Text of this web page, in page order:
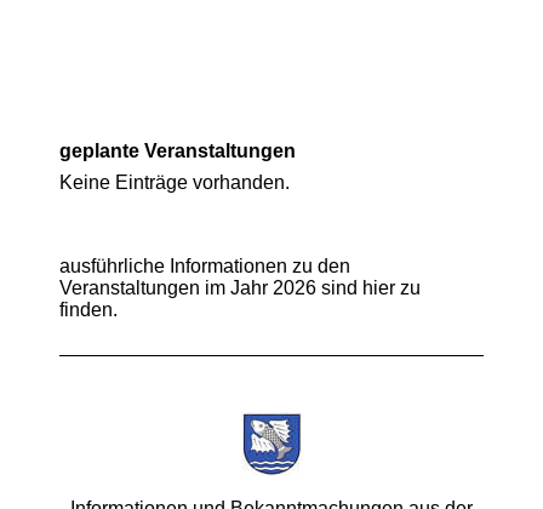
geplante Veranstaltungen
Keine Einträge vorhanden.
ausführliche Informationen zu den
Veranstaltungen im Jahr 2026 sind hier zu
finden.